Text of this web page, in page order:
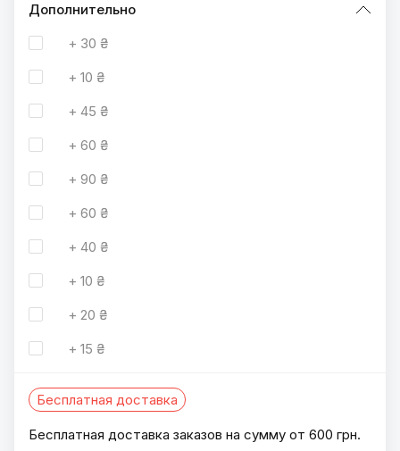
Дополнительно
+ 30 ₴
+ 10 ₴
+ 45 ₴
+ 60 ₴
+ 90 ₴
+ 60 ₴
+ 40 ₴
+ 10 ₴
+ 20 ₴
+ 15 ₴
Бесплатная доставка
Бесплатная доставка заказов на сумму от 600 грн.